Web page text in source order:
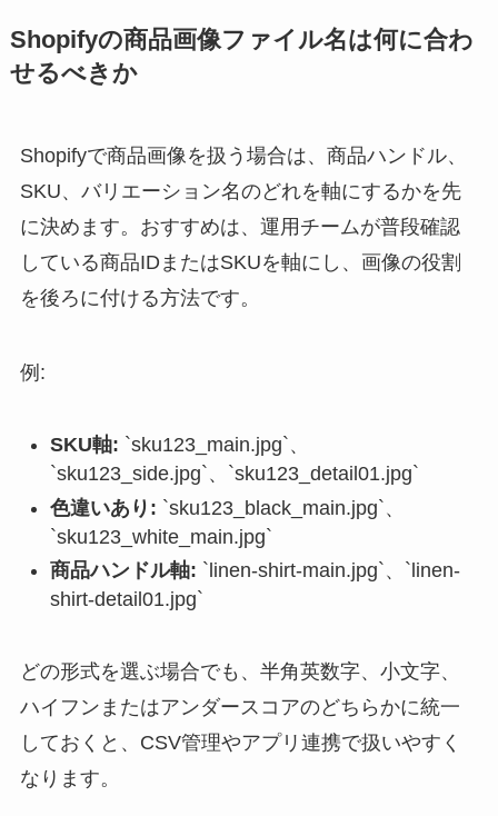
Shopifyの商品画像ファイル名は何に合わ
せるべきか
Shopifyで商品画像を扱う場合は、商品ハンドル、
SKU、バリエーション名のどれを軸にするかを先
に決めます。おすすめは、運用チームが普段確認
している商品IDまたはSKUを軸にし、画像の役割
を後ろに付ける方法です。
例:
SKU軸: `sku123_main.jpg`、
`sku123_side.jpg`、`sku123_detail01.jpg`
色違いあり: `sku123_black_main.jpg`、
`sku123_white_main.jpg`
商品ハンドル軸: `linen-shirt-main.jpg`、`linen-
shirt-detail01.jpg`
どの形式を選ぶ場合でも、半角英数字、小文字、
ハイフンまたはアンダースコアのどちらかに統一
しておくと、CSV管理やアプリ連携で扱いやすく
なります。